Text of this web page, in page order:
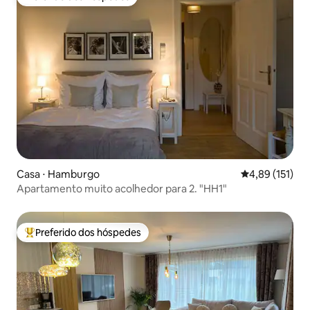
Casa ⋅ Hamburgo 4,89 de uma
4,89 (151)
Apartamento muito acolhedor para 2. "HH1"
Entre os melhores preferidos dos hóspedes
Preferido dos hóspedes